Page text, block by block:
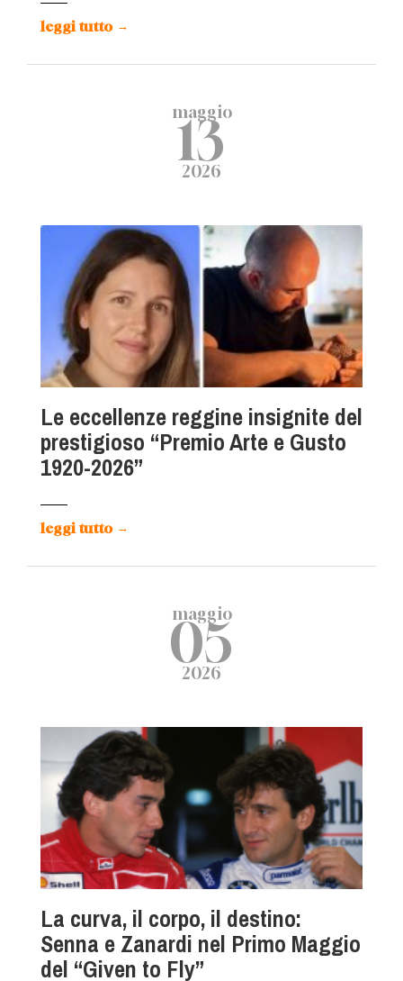
leggi tutto →
maggio
13
2026
Le eccellenze reggine insignite del
prestigioso “Premio Arte e Gusto
1920-2026”
leggi tutto →
maggio
05
2026
La curva, il corpo, il destino:
Senna e Zanardi nel Primo Maggio
del “Given to Fly”